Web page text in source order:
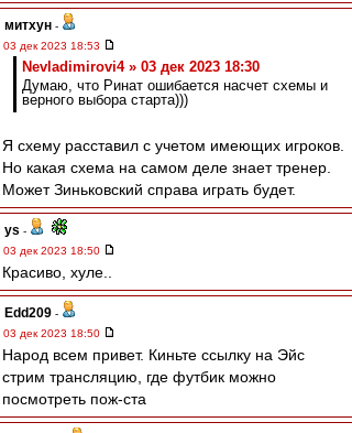
митхун -
03 дек 2023 18:53
Nevladimirovi4 » 03 дек 2023 18:30
Думаю, что Ринат ошибается насчет схемы и
верного выбора старта)))
Я схему расставил с учетом имеющих игроков.
Но какая схема на самом деле знает тренер.
Может Зиньковский справа играть будет.
ys -
03 дек 2023 18:50
Красиво, хуле..
Edd209 -
03 дек 2023 18:50
Народ всем привет. Киньте ссылку на Эйс
стрим трансляцию, где футбик можно
посмотреть пож-ста